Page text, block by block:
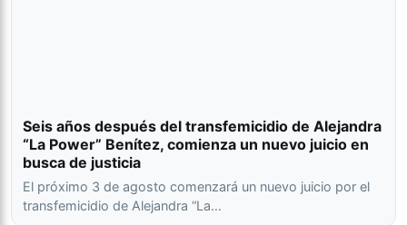
Seis años después del transfemicidio de Alejandra
“La Power” Benítez, comienza un nuevo juicio en
busca de justicia
El próximo 3 de agosto comenzará un nuevo juicio por el
transfemicidio de Alejandra “La…